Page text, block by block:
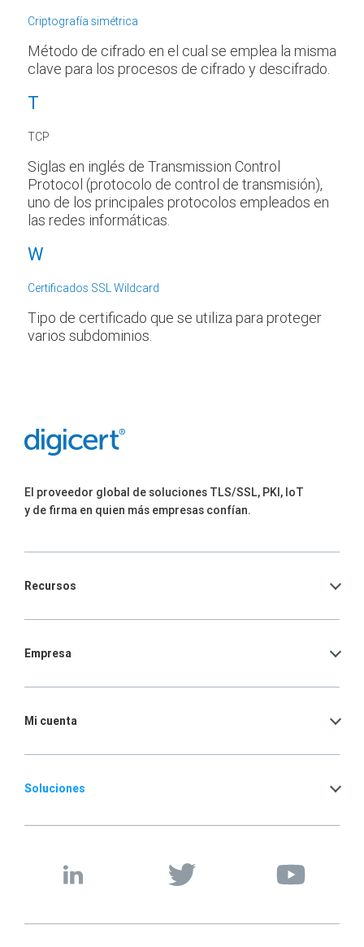
Criptografía simétrica
Método de cifrado en el cual se emplea la misma
clave para los procesos de cifrado y descifrado.
T
TCP
Siglas en inglés de Transmission Control
Protocol (protocolo de control de transmisión),
uno de los principales protocolos empleados en
las redes informáticas.
W
Certificados SSL Wildcard
Tipo de certificado que se utiliza para proteger
varios subdominios.
El proveedor global de soluciones TLS/SSL, PKI, IoT
y de firma en quien más empresas confían.
Recursos
Empresa
Mi cuenta
Soluciones